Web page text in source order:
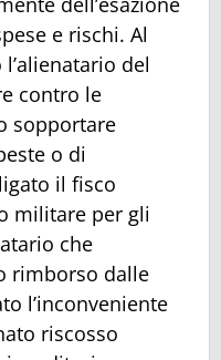
e rischi. Al
del
contro le
sopportare
o di
il fisco
militare per gli
che
rimborso dalle
l’inconveniente
riscosso